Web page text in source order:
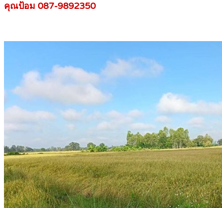
คุณป้อม 087-9892350